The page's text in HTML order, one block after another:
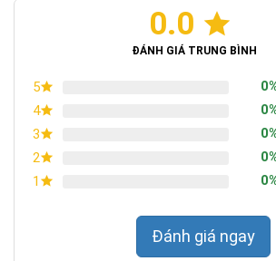
Chứng nhận ISO 9001:2015
0.0
ĐÁNH GIÁ TRUNG BÌNH
5
4
3
2
1
Đánh giá ngay